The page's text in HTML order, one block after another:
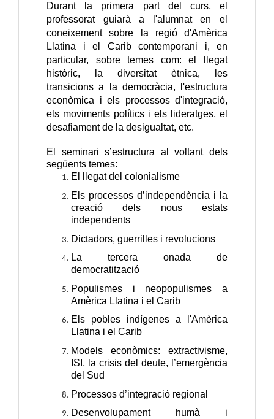
Durant la primera part del curs, el
professorat
guiarà a l'alumnaten el
coneixement
sobre la regió
d'Amèrica
Llatina i el Carib contemporani
i, en
particular, sobre temes com: el
llegat
històric, la diversitat ètnica, les
transicions a la democràcia, l'estructura
econòmica
i els processos d'integració,
els moviments polítics i els lideratges, el
desafiament de la desigualtat, etc.
El seminari s’estructura al voltant dels
següents temes:
El llegat del colonialisme
Els processos d’independència i la
creació dels nous estats
independents
Dictadors, guerrilles i revolucions
La tercera onada de
democratització
Populismes i neopopulismes a
Amèrica Llatina i el Carib
Els pobles indígenes a l'Amèrica
Llatina i el Carib
Models econòmics: extractivisme,
ISI, la crisis del deute, l’emergència
del Sud
Processos d’integració regional
Desenvolupament humà i